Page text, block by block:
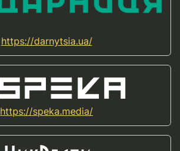
https://darnytsia.ua/
https://speka.media/